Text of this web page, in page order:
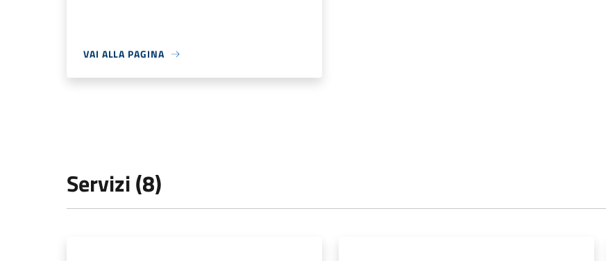
VAI ALLA PAGINA
Servizi (8)